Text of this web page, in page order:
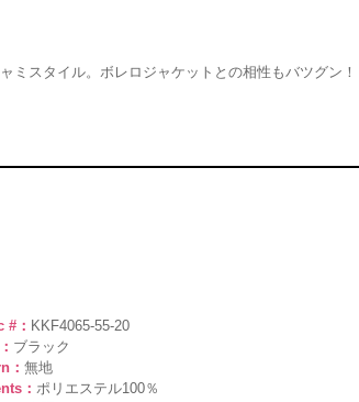
ミスタイル。ボレロジャケットとの相性もバツグン！
#： KKF4065-55-20
ブラック
： 無地
： ポリエステル100％